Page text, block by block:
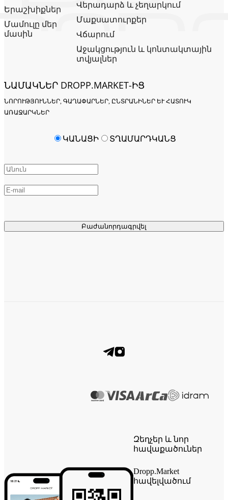
Երաշխիքներ
Մամուլը մեր
մասին
Վերադարձ և չեղարկում
Մաքսատուրքեր
Վճարում
Աջակցություն և կոնտակտային
տվյալներ
ՆԱՄԱԿՆԵՐ DROPP.MARKET-ԻՑ
ՆՈՐՈՒԹՅՈՒՆՆԵՐ, ԳԱՂԱՓԱՐՆԵՐ, ԸՆՏՐԱՆԻՆԵՐ ԵՒ ՀԱՏՈՒԿ Ա
ՌԱՋԱՐԿՆԵՐ
Բաժանորդագրվել
ԿԱՆԱՑԻ ՏՂԱՄԱՐԴԿԱՆՑ
Զեղչեր և նոր
հավաքածուներ
Dropp.Market
հավելվածում